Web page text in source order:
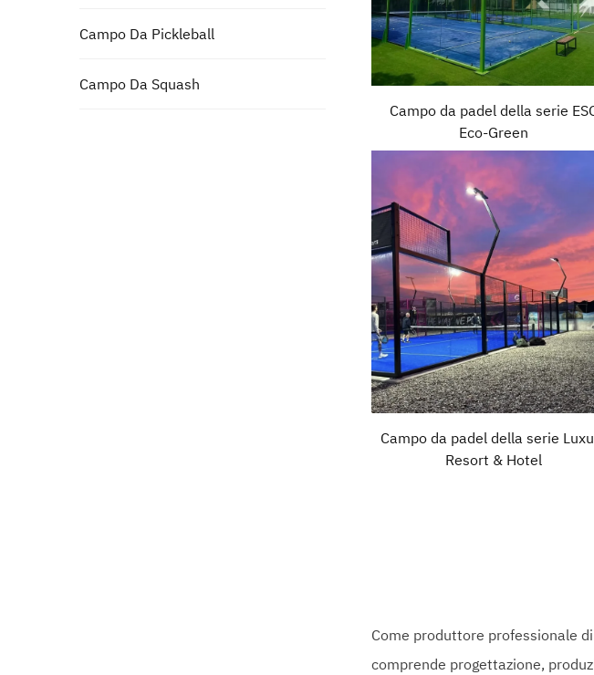
Campo Da Pickleball
Campo Da Squash
Campo da padel della serie
Eco-Green
Campo da padel della serie
Resort & Hotel
Come produttore professionale
comprende progettazione,